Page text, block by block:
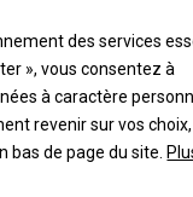
des services
», vous consentez à
à caractère
revenir sur vos
bas de page du site.